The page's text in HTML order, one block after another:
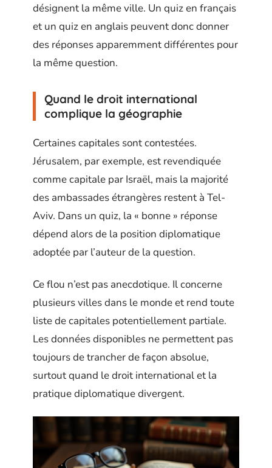
désignent la même ville. Un quiz en français
et un quiz en anglais peuvent donc donner
des réponses apparemment différentes pour
la même question.
Quand le droit international
complique la géographie
Certaines capitales sont contestées.
Jérusalem, par exemple, est revendiquée
comme capitale par Israël, mais la majorité
des ambassades étrangères restent à Tel-
Aviv. Dans un quiz, la « bonne » réponse
dépend alors de la position diplomatique
adoptée par l’auteur de la question.
Ce flou n’est pas anecdotique. Il concerne
plusieurs villes dans le monde et rend toute
liste de capitales potentiellement partiale.
Les données disponibles ne permettent pas
toujours de trancher de façon absolue,
surtout quand le droit international et la
pratique diplomatique divergent.